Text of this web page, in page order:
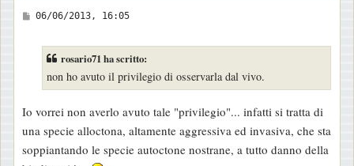
M
g
g
i
06/06/2013, 16:05
rosario71 ha scritto:
non ho avuto il privilegio di osservarla dal vivo.
Io vorrei non averlo avuto tale "privilegio"... infatti si tratta di
una specie alloctona, altamente aggressiva ed invasiva, che sta
soppiantando le specie autoctone nostrane, a tutto danno della